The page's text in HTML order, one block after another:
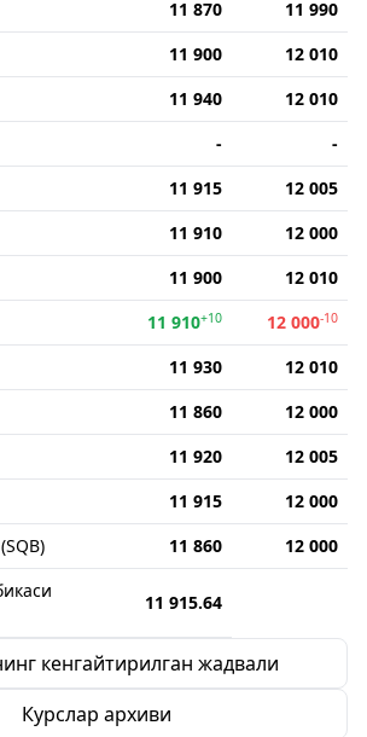
11 870
11 990
11 900
12 010
11 940
12 010
-
-
11 915
12 005
11 910
12 000
11 900
12 010
11 910+10 12 000-10
11 930
12 010
11 860
12 000
11 920
12 005
11 915
12 000
11 860
12 000
11 915.64
кенгайтирилган жадвали
Курслар архиви